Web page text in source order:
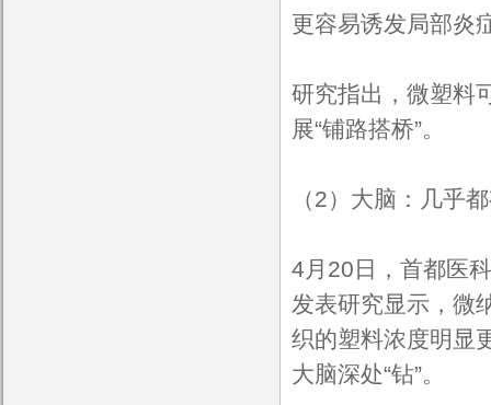
更容易诱发局部炎
研究指出，微塑料
展“铺路搭桥”。
（2）大脑：几乎
4月20日，首都医
发表研究显示，微
织的塑料浓度明显
大脑深处“钻”。